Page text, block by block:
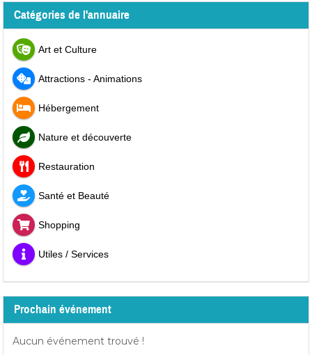
Catégories de l'annuaire
Art et Culture
Attractions - Animations
Hébergement
Nature et découverte
Restauration
Santé et Beauté
Shopping
Utiles / Services
Prochain événement
Aucun événement trouvé !